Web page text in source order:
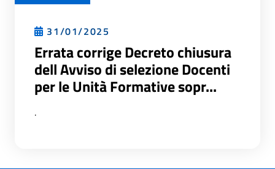
31/01/2025
Errata corrige Decreto chiusura
dell Avviso di selezione Docenti
per le Unità Formative sopr...
.